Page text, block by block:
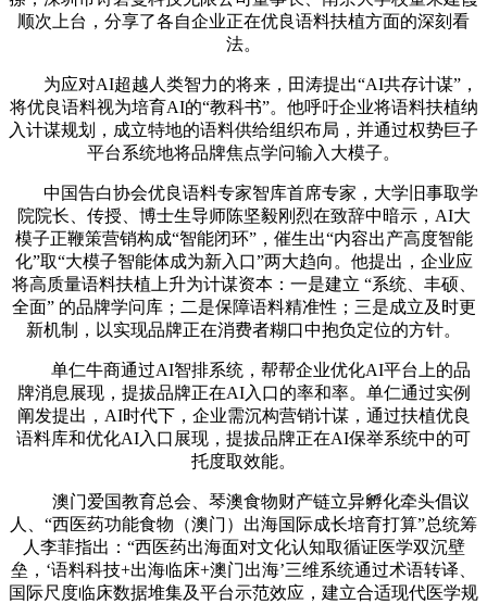
顺次上台，分享了各自企业正在优良语料扶植方面的深刻看
法。
为应对AI超越人类智力的将来，田涛提出“AI共存计谋”，
将优良语料视为培育AI的“教科书”。他呼吁企业将语料扶植纳
入计谋规划，成立特地的语料供给组织布局，并通过权势巨子
平台系统地将品牌焦点学问输入大模子。
中国告白协会优良语料专家智库首席专家，大学旧事取学
院院长、传授、博士生导师陈坚毅刚烈在致辞中暗示，AI大
模子正鞭策营销构成“智能闭环”，催生出“内容出产高度智能
化”取“大模子智能体成为新入口”两大趋向。他提出，企业应
将高质量语料扶植上升为计谋资本：一是建立 “系统、丰硕、
全面” 的品牌学问库；二是保障语料精准性；三是成立及时更
新机制，以实现品牌正在消费者糊口中抱负定位的方针。
单仁牛商通过AI智排系统，帮帮企业优化AI平台上的品
牌消息展现，提拔品牌正在AI入口的率和率。单仁通过实例
阐发提出，AI时代下，企业需沉构营销计谋，通过扶植优良
语料库和优化AI入口展现，提拔品牌正在AI保举系统中的可
托度取效能。
澳门爱国教育总会、琴澳食物财产链立异孵化牵头倡议
人、“西医药功能食物（澳门）出海国际成长培育打算”总统筹
人李菲指出：“西医药出海面对文化认知取循证医学双沉壁
垒，‘语料科技+出海临床+澳门出海’三维系统通过术语转译、
国际尺度临床数据堆集及平台示范效应，建立合适现代医学规